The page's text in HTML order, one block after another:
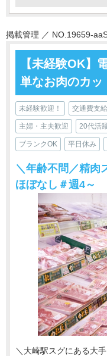
掲載管理 ／ NO.19659-
【未経験OK】
単なお肉のカ
未経験歓迎！ 交通費支給
主婦・主夫歓迎 20代活
ブランクOK 平日休み
＼年齢不問／精肉
ほぼなし＃週4～
＼大崎駅スグにある大